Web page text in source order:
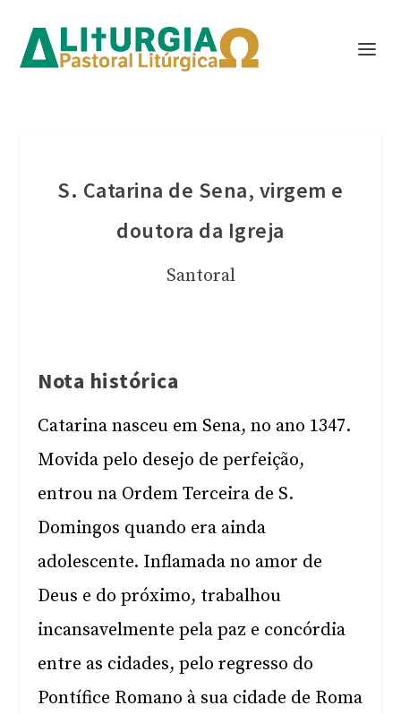
S. Catarina de Sena, virgem e
doutora da Igreja
Santoral
Nota histórica
Catarina nasceu em Sena, no ano 1347.
Movida pelo desejo de perfeição,
entrou na Ordem Terceira de S.
Domingos quando era ainda
adolescente. Inflamada no amor de
Deus e do próximo, trabalhou
incansavelmente pela paz e concórdia
entre as cidades, pelo regresso do
Pontífice Romano à sua cidade de Roma